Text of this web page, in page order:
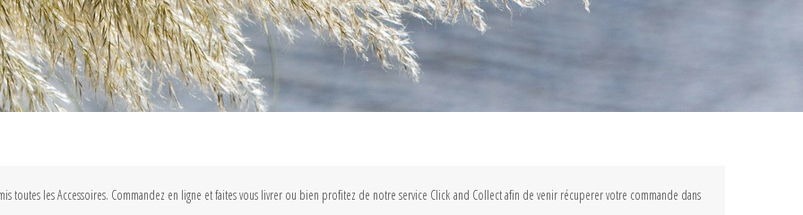
toutes les Accessoires. Commandez en ligne et faites vous livrer ou bien profitez de notre service Click and Collect afin de venir récuperer votre commande dans